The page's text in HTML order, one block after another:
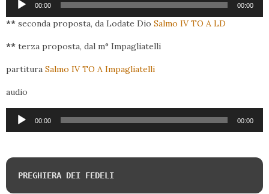
00:00 00:00
** seconda proposta, da Lodate Dio Salmo IV TO A LD
** terza proposta, dal m° Impagliatelli
partitura Salmo IV TO A Impagliatelli
audio
Audio
00:00 00:00
PREGHIERA DEI FEDELI